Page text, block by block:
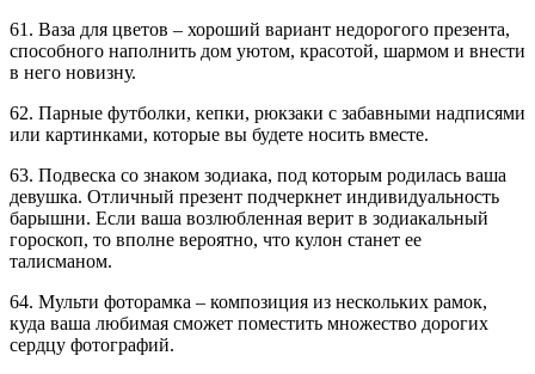
61. Ваза для цветов – хороший вариант недорогого презента,
способного наполнить дом уютом, красотой, шармом и внести
в него новизну.
62. Парные футболки, кепки, рюкзаки с забавными надписями
или картинками, которые вы будете носить вместе.
63. Подвеска со знаком зодиака, под которым родилась ваша
девушка. Отличный презент подчеркнет индивидуальность
барышни. Если ваша возлюбленная верит в зодиакальный
гороскоп, то вполне вероятно, что кулон станет ее
талисманом.
64. Мульти фоторамка – композиция из нескольких рамок,
куда ваша любимая сможет поместить множество дорогих
сердцу фотографий.